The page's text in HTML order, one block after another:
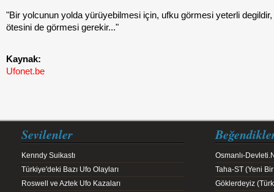
"Bir yolcunun yolda yürüyebilmesi için, ufku görmesi yeterli
ötesini de görmesi gerekir..."
Kaynak:
Ufonet.be
Sevilenler
Kenndy Suikastı
Türkiye'deki Bazı Ufo Olayları
Roswell ve Aztek Ufo Kazaları
Osmanlı-
Taha-ST (Yeni
Göklerdeyiz